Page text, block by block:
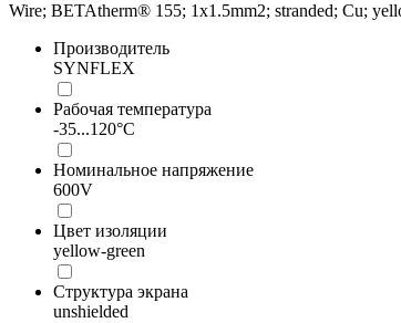
Wire; BETAtherm® 155; 1x1.5mm2; stranded; Cu;
Производитель
SYNFLEX
Рабочая температура
-35...120°C
Номинальное напряжение
600V
Цвет изоляции
yellow-green
Структура экрана
unshielded